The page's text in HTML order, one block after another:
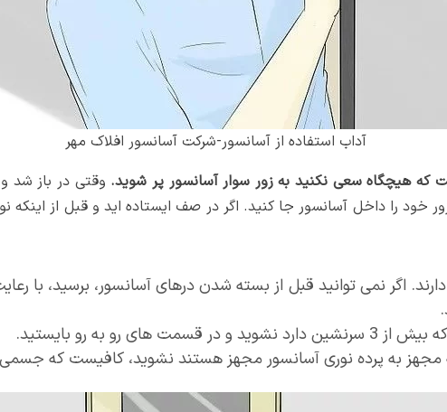
آداب استفاده از آسانسور-شرکت آسانسور افلاک مهر
وقتی در باز شد
خود را داخل آسانسور جا کنید. اگر در صف ایستاده اید و قبل از اینکه
اگر نمی توانید قبل از بسته شدن درهای آسانسور، برسید، با
به پرده نوری آسانسور مجهز هستند نشوید، کافیست که